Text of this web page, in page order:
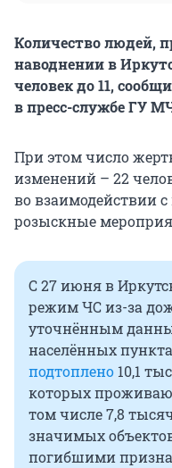
Количество людей,
наводнении в
человек до 11,
в пресс-службе ГУ
При этом число
изменений – 22
во взаимодействии
розыскные
С 27 июня в
режим ЧС из-за
уточнённым
населённых
подтоплено 10,1
которых
том числе 7,8
значимых
погибшими